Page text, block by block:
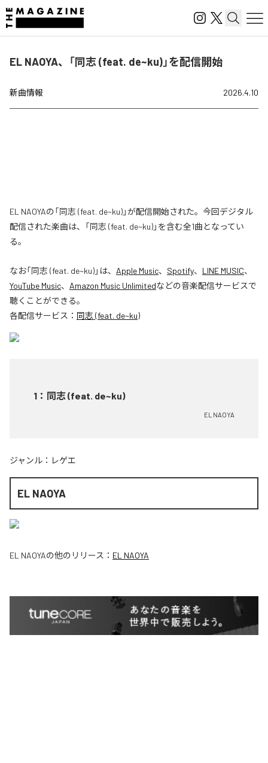
EL NAOYA、「同志 (feat. de~ku)」を配信開始
新曲情報 2026.4.10
EL NAOYAの「同志 (feat. de~ku)」が配信開始された。今回デジタル
配信された楽曲は、「同志 (feat. de~ku)」を含む全1曲となってい
る。
なお「同志 (feat. de~ku)」は、 Apple Music、 Spotify、 LINE MUSIC、
YouTube Music、 Amazon Music Unlimitedなどの音楽配信サービスで
聴くことができる。
各配信サービス： 同志 (feat. de~ku)
1 ： 同志 (feat. de~ku)
EL NAOYA
ジャンル： レゲエ
EL NAOYA
EL NAOYAの他のリリース： EL NAOYA